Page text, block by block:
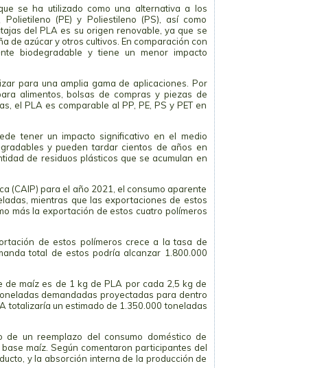
se ha utilizado como una alternativa a los
(PE) y Poliestileno (PS), así como
del PLA es su origen renovable, ya que se
de azúcar y otros cultivos. En comparación con
biodegradable y tiene un menor impacto
para una amplia gama de aplicaciones. Por
alimentos, bolsas de compras y piezas de
el PLA es comparable al PP, PE, PS y PET en
tener un impacto significativo en el medio
y pueden tardar cientos de años en
de residuos plásticos que se acumulan en
(CAIP) para el año 2021, el consumo aparente
mientras que las exportaciones de estos
más la exportación de estos cuatro polímeros
de estos polímeros crece a la tasa de
total de estos podría alcanzar 1.800.000
maíz es de 1 kg de PLA por cada 2,5 kg de
demandadas proyectadas para dentro
totalizaría un estimado de 1.350.000 toneladas
de un reemplazo del consumo doméstico de
maíz. Según comentaron participantes del
y la absorción interna de la producción de